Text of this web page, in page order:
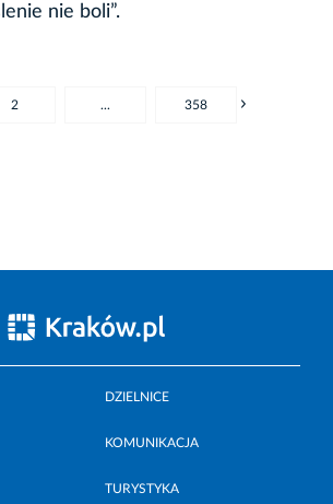
nie boli”.
2 ... 358
DZIELNICE
KOMUNIKACJA
TURYSTYKA